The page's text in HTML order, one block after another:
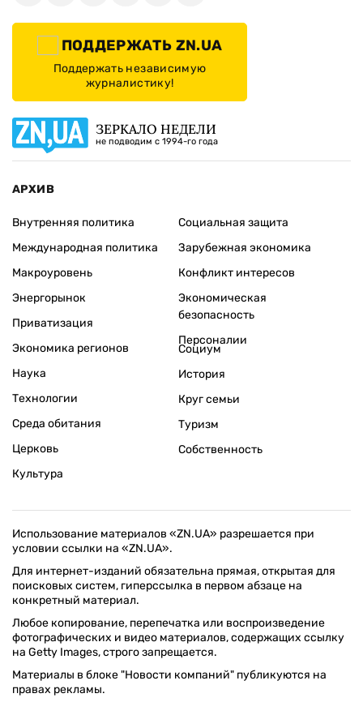
ПОДДЕРЖАТЬ ZN.UA
Поддержать независимую
журналистику!
ЗЕРКАЛО НЕДЕЛИ
не подводим с 1994-го года
АРХИВ
Внутренняя политика
Международная политика
Макроуровень
Энергорынок
Приватизация
Экономика регионов
Социальная защита
Зарубежная экономика
Конфликт интересов
Экономическая
безопасность
Персоналии
Наука
Технологии
Среда обитания
Церковь
Культура
Социум
История
Круг семьи
Туризм
Собственность
Использование материалов «ZN.UA» разрешается при
условии ссылки на «ZN.UA».
Для интернет-изданий обязательна прямая, открытая для
поисковых систем, гиперссылка в первом абзаце на
конкретный материал.
Любое копирование, перепечатка или воспроизведение
фотографических и видео материалов, содержащих ссылку
на Getty Images, строго запрещается.
Материалы в блоке "Новости компаний" публикуются на
правах рекламы.